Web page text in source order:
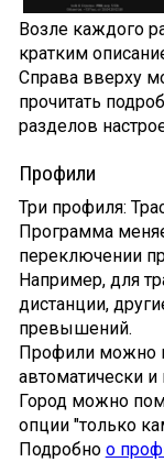
Возле каждого
кратким
Справа вверху
прочитать
разделов
Профили
Три профиля:
Программа
переключении
Например, для
дистанции,
превышений.
Профили можно
автоматически
Город можно
опции "только
Подробно о